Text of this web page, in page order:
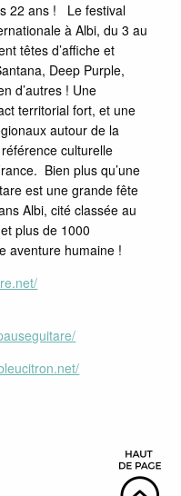
22 ans ! Le festival
à Albi, du 3 au
têtes d’affiche et
Deep Purple,
d’autres ! Une
territorial fort, et une
autour de la
culturelle
Bien plus qu’une
est une grande fête
Albi, cité classée au
plus de 1000
aventure humaine !